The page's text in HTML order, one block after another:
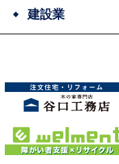
建設業